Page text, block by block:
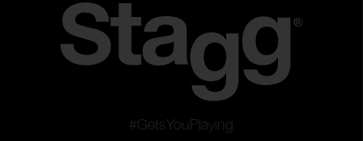
DH
#GetsYouPlaying